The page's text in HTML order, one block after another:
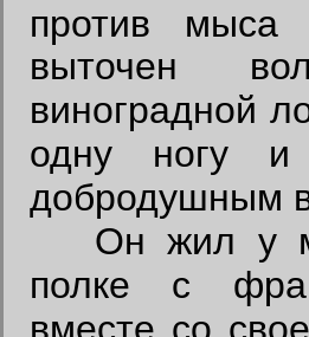
против мыса
выточен
виноградной
одну ногу
добродушным
Он жил у
полке с